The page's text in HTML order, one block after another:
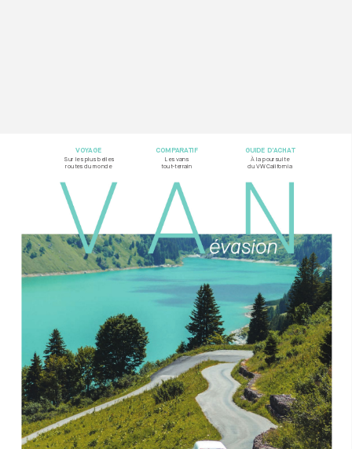
VOYAGE
Sur les plus belles
routes du monde
GUIDE D’ACHAT
À la poursuite
du VW California
COMPARATIF
Les vans
tout-terrain